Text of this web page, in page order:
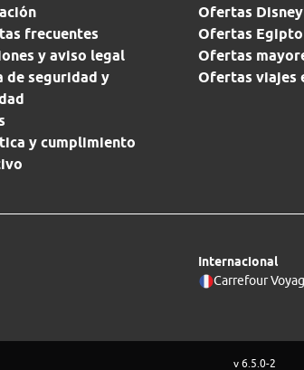
frecuentes
y aviso legal
de seguridad y
y cumplimiento
Ofertas
Ofertas Egipto
Ofertas
Ofertas viajes
Internacional
Carrefour
v 6.5.0-2